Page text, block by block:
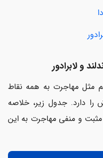
و لابرادور
هم مثل مهاجرت به همه نقاط
دارد. جدول زیر، خلاصه
و منفی مهاجرت به این